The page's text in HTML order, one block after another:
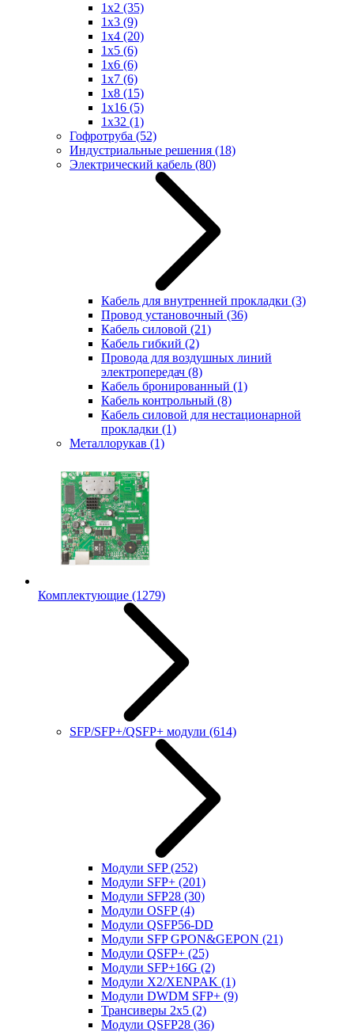
1x2 (35)
1x3 (9)
1x4 (20)
1x5 (6)
1x6 (6)
1x7 (6)
1x8 (15)
1x16 (5)
1x32 (1)
Гофротруба (52)
Индустриальные решения (18)
Электрический кабель (80)
Кабель для внутренней прокладки (3)
Провод установочный (36)
Кабель силовой (21)
Кабель гибкий (2)
Провода для воздушных линий
электропередач (8)
Кабель бронированный (1)
Кабель контрольный (8)
Кабель силовой для нестационарной
прокладки (1)
Металлорукав (1)
Комплектующие (1279)
SFP/SFP+/QSFP+ модули (614)
Модули SFP(252)
Модули SFP+ (201)
Модули SFP28 (30)
Модули OSFP(4)
Модули QSFP56-DD
Модули SFP GPON&GEPON (21)
Модули QSFP+ (25)
Модули SFP+16G (2)
Модули X2/XENPAK (1)
Модули DWDM SFP+ (9)
Трансиверы 2x5 (2)
Модули QSFP28 (36)